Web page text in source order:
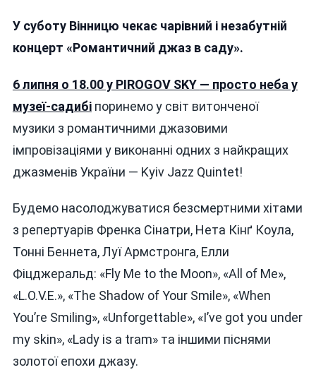
У
СУБОТУ
ЧЕКАЄ
В
У суботу Вінницю чекає чарівний і незабутній
концерт «Романтичний джаз в саду».
6 липня о 18.00 у PIROGOV SKY — просто неба у
музеї-садибі поринемо у світ витонченої
музики з романтичними джазовими
імпровізаціями у виконанні одних з найкращих
джазменів України — Kyiv Jazz Quintet!
Будемо насолоджуватися безсмертними хітами
з репертуарів Френка Сінатри, Нета Кінґ Коула,
Тонні Беннета, Луї Армстронга, Елли
Фіцджеральд: «Fly Me to the Moon», «All of Me»,
«L.O.V.E.», «The Shadow of Your Smile», «When
You’re Smiling», «Unforgettable», «I’ve got you under
my skin», «Lady is a tram» та іншими піснями
золотої епохи джазу.